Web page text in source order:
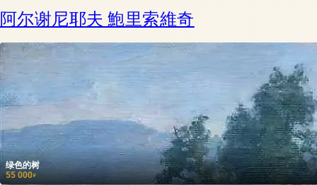
阿尔谢尼耶夫 鮑里索維奇
绿色的树
55 000₽